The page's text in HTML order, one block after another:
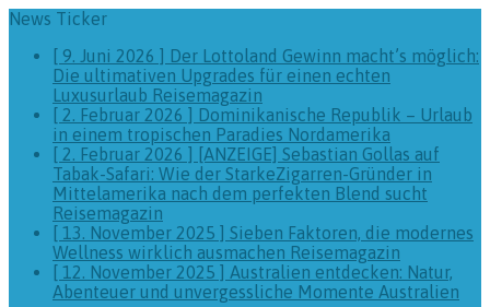
News Ticker
[ 9. Juni 2026 ] Der Lottoland Gewinn macht’s möglich:
Die ultimativen Upgrades für einen echten
Luxusurlaub Reisemagazin
[ 2. Februar 2026 ] Dominikanische Republik – Urlaub
in einem tropischen Paradies Nordamerika
[ 2. Februar 2026 ] [ANZEIGE] Sebastian Gollas auf
Tabak-Safari: Wie der StarkeZigarren-Gründer in
Mittelamerika nach dem perfekten Blend sucht
Reisemagazin
[ 13. November 2025 ] Sieben Faktoren, die modernes
Wellness wirklich ausmachen Reisemagazin
[ 12. November 2025 ] Australien entdecken: Natur,
Abenteuer und unvergessliche Momente Australien